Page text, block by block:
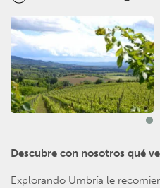
Descubre con nosotros qué
Explorando Umbría le